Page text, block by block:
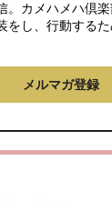
。カメハメハ倶
をし、行動する
メルマガ登録